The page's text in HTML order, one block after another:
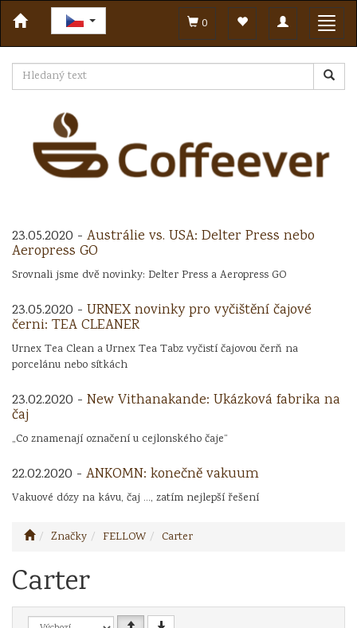
Toggle
navigation
0
23.05.2020 - Austrálie vs. USA: Delter Press nebo
Aeropress GO
Srovnali jsme dvě novinky: Delter Press a Aeropress GO
23.05.2020 - URNEX novinky pro vyčištění čajové
černi: TEA CLEANER
Urnex Tea Clean a Urnex Tea Tabz vyčistí čajovou čerň na
porcelánu nebo sítkách
23.02.2020 - New Vithanakande: Ukázková fabrika na
čaj
„Co znamenají označení u cejlonského čaje“
22.02.2020 - ANKOMN: konečně vakuum
Vakuové dózy na kávu, čaj ..., zatím nejlepší řešení
Značky FELLOW Carter
Carter